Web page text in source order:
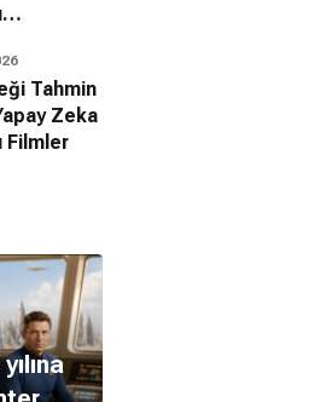
Tahmin
Zeka
Filmler